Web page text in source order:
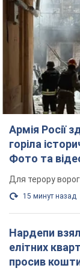
Армія Росії
горіла
Фото та
Для терору
15 минут назад
Нардепи
елітних
просив